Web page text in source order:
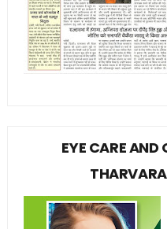
EYE CARE AND